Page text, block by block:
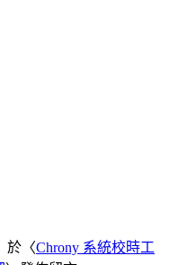
於〈Chrony 系統校時工